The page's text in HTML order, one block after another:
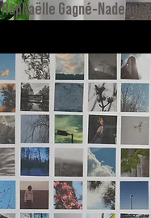
Raphaëlle Gagné-Nadeau